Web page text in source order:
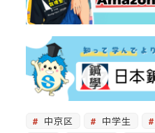
中京区 中学生